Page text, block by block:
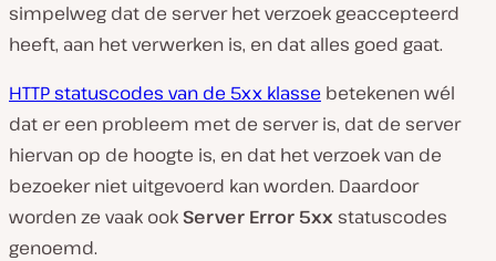
simpelweg dat de server het verzoek geaccepteerd
heeft, aan het verwerken is, en dat alles goed gaat.
HTTP statuscodes van de 5xx klasse betekenen wél
dat er een probleem met de server is, dat de server
hiervan op de hoogte is, en dat het verzoek van de
bezoeker niet uitgevoerd kan worden. Daardoor
worden ze vaak ook Server Error 5xx statuscodes
genoemd.